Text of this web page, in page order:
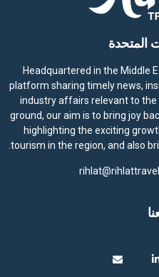
المتحدة
Headquartered in the Middle
platform sharing timely news,
industry affairs relevant to the
ground, our aim is to bring joy
highlighting the exciting
tourism in the region, and also